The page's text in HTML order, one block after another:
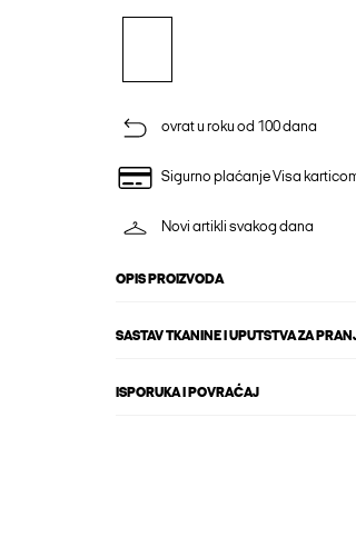
ovrat u roku od 100 dana
Sigurno plaćanje Visa
Novi artikli svakog dana
OPIS PROIZVODA
SASTAV TKANINE I UPUTSTVA ZA
ISPORUKA I POVRAĆAJ